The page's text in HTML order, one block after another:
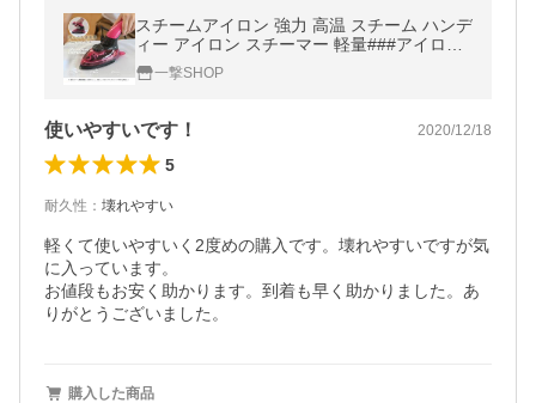
スチームアイロン 強力 高温 スチーム ハンデ
ィー アイロン スチーマー 軽量###アイロン
SY-18###
一撃SHOP
使いやすいです！ 2020/12/18
5
耐久性 ： 壊れやすい
軽くて使いやすいく2度めの購入です。壊れやすいですが気
に入っています。
お値段もお安く助かります。到着も早く助かりました。あ
りがとうございました。
購入した商品